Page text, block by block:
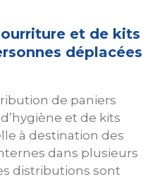
et de kits
déplacées
de paniers
et de kits
à destination des
dans plusieurs
distributions sont